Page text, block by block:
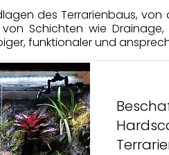
des Terrarienbaus,
von Schichten wie
funktionaler und